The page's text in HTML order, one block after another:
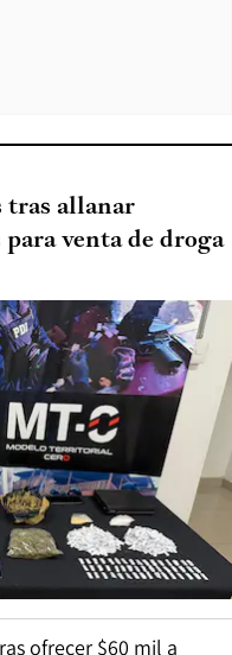
tras allanar
venta de droga
ofrecer $60 mil a